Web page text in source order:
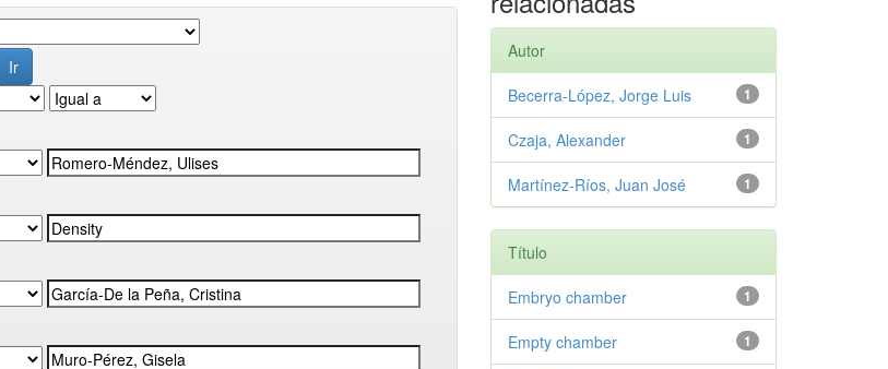
Autor
1
Becerra-López, Jorge Luis
1
Czaja, Alexander
1
Martínez-Ríos, Juan José
Título
1
Embryo chamber
1
Empty chamber